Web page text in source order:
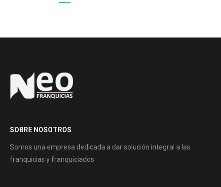
SOBRE NOSOTROS
Somos una empresa dedicada a dar solución integral a las
franquicias y franquiciados.